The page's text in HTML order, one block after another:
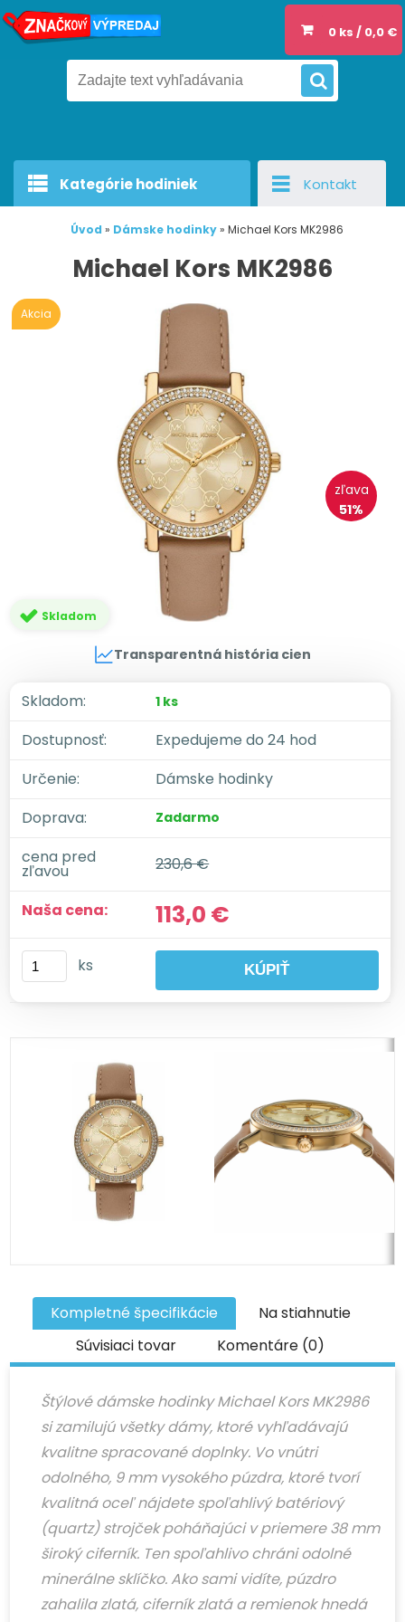
0 ks / 0,0 €
Kategórie hodiniek Kontakt
Úvod » Dámske hodinky» Michael Kors MK2986
Michael Kors MK2986
Akcia
zľava
51%
Skladom
Transparentná história cien
Skladom: 1 ks
Dostupnosť:
Expedujeme do 24 hod
Určenie:
Dámske hodinky
Doprava:
Zadarmo
cena pred
zľavou 230,6 €
Naša cena: 113,0 €
ks
Kompletné špecifikácie
Na stiahnutie
Súvisiaci tovar
Komentáre (0)
Štýlové dámske hodinky Michael Kors MK2986
si zamilujú všetky dámy, ktoré vyhľadávajú
kvalitne spracované doplnky. Vo vnútri
odolného, 9 mm vysokého púzdra, ktoré tvorí
kvalitná oceľ nájdete spoľahlivý batériový
(quartz) strojček poháňajúci v priemere 38 mm
široký ciferník. Ten spoľahlivo chráni odolné
minerálne sklíčko. Ako sami vidíte, púzdro
zahalila zlatá, ciferník zlatá a remienok hnedá